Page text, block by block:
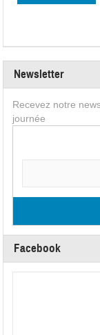
Newsletter
Recevez notre
journée
Facebook